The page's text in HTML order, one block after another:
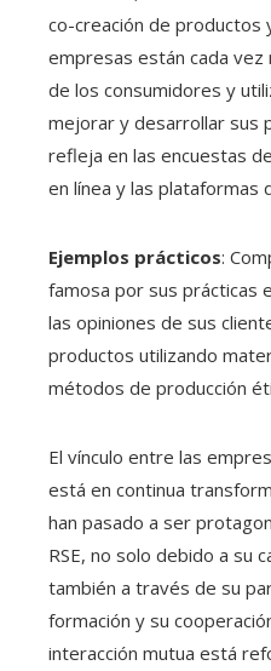
co-creación de productos
empresas están cada
de los consumidores y
mejorar y desarrollar sus
refleja en las encuestas
en línea y las plataformas
Ejemplos prácticos:
famosa por sus prácticas
las opiniones de sus
productos utilizando
métodos de producción
El vínculo entre las
está en continua
han pasado a ser
RSE, no solo debido a su
también a través de su
formación y su
interacción mutua está